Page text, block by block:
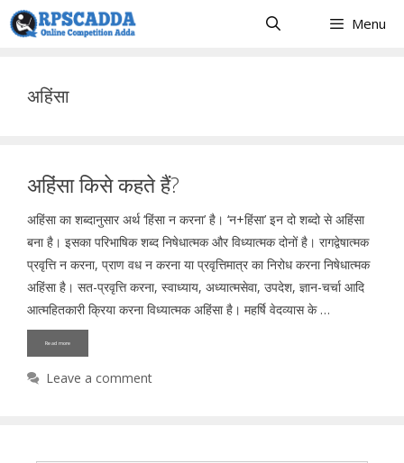
Skip
to
Menu
अहिंसा
अहिंसा किसे कहते हैं?
अहिंसा का शब्दानुसार अर्थ ‘हिंसा न करना’ है। ‘न+हिंसा’ इन दो शब्दो से अहिंसा
बना है। इसका परिभाषिक शब्द निषेधात्मक और विध्यात्मक दोनों है। रागद्वेषात्मक
प्रवृत्ति न करना, प्राण वध न करना या प्रवृत्तिमात्र का निरोध करना निषेधात्मक
अहिंसा है। सत-प्रवृत्ति करना, स्वाध्याय, अध्यात्मसेवा, उपदेश, ज्ञान-चर्चा आदि
आत्महितकारी क्रिया करना विध्यात्मक अहिंसा है। महर्षि वेदव्यास के …
Read more
Leave a comment